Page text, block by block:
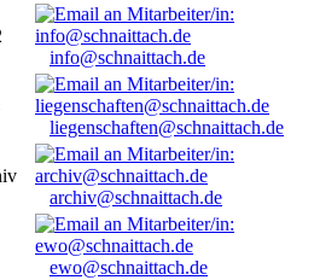
info@schnaittach.de
liegenschaften@schnaittach.de
archiv@schnaittach.de
ewo@schnaittach.de